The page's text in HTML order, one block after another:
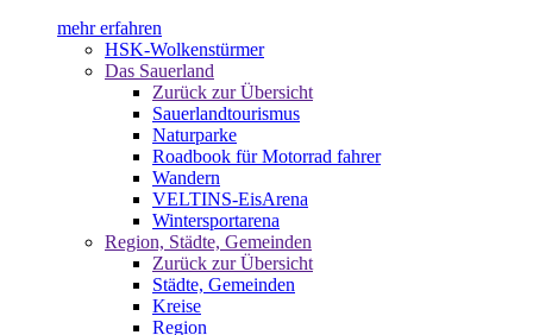
mehr erfahren
HSK-Wolkenstürmer
Das Sauerland
Zurück zur Übersicht
Sauerlandtourismus
Naturparke
Roadbook für Motorrad fahrer
Wandern
VELTINS-EisArena
Wintersportarena
Region, Städte, Gemeinden
Zurück zur Übersicht
Städte, Gemeinden
Kreise
Region